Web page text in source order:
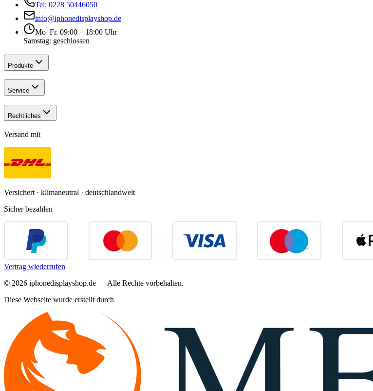
Tel: 0228 50446050
info@iphonedisplayshop.de
Mo–Fr. 09:00 – 18:00 Uhr
Samstag: geschlossen
Produkte
Service
Rechtliches
Versand mit
Versichert · klimaneutral · deutschlandweit
Sicher bezahlen
Vertrag wiederrufen
© 2026 iphonedisplayshop.de — Alle Rechte vorbehalten.
Diese Webseite wurde erstellt durch